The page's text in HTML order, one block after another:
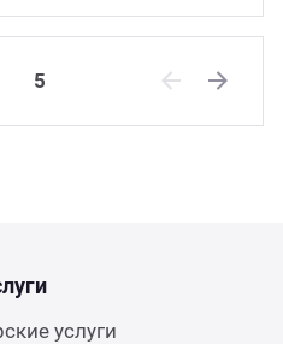
5
услуги